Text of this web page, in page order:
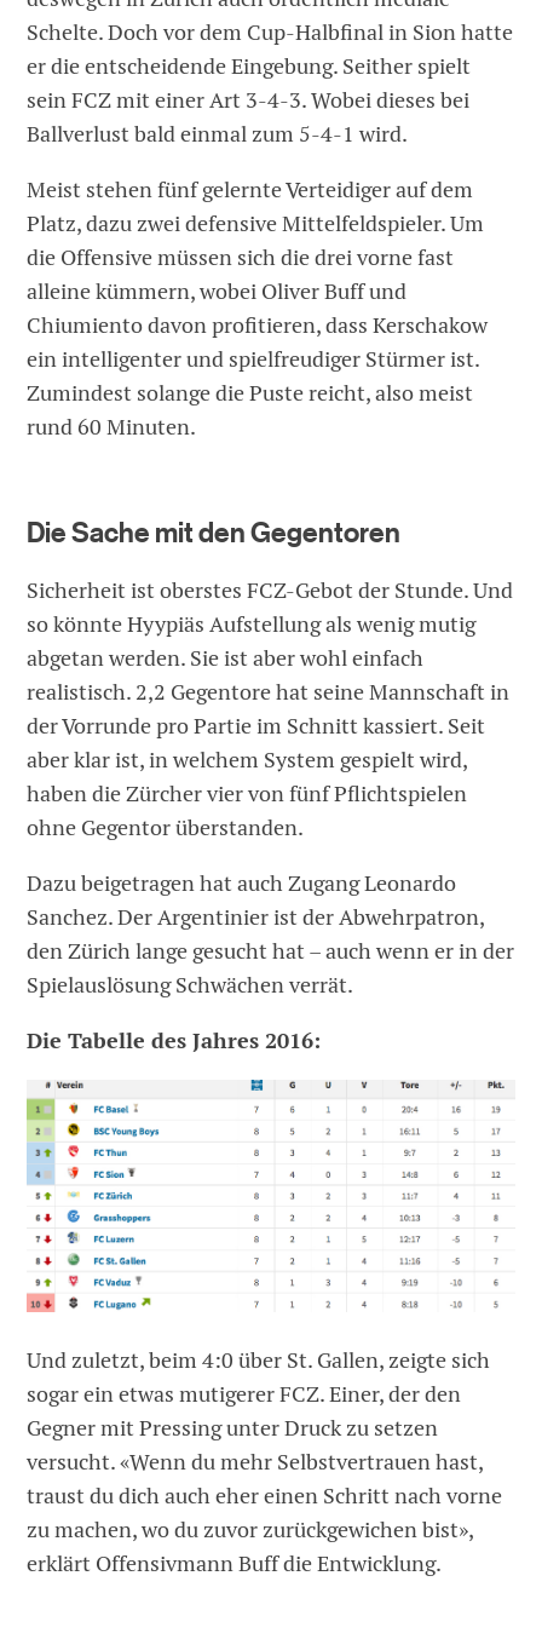
Schelte. Doch vor dem Cup-Halbfinal in Sion hatte
er die entscheidende Eingebung. Seither spielt
sein FCZ mit einer Art 3-4-3. Wobei dieses bei
Ballverlust bald einmal zum 5-4-1 wird.
Meist stehen fünf gelernte Verteidiger auf dem
Platz, dazu zwei defensive Mittelfeldspieler. Um
die Offensive müssen sich die drei vorne fast
alleine kümmern, wobei Oliver Buff und
Chiumiento davon profitieren, dass Kerschakow
ein intelligenter und spielfreudiger Stürmer ist.
Zumindest solange die Puste reicht, also meist
rund 60 Minuten.
Die Sache mit den Gegentoren
Sicherheit ist oberstes FCZ-Gebot der Stunde. Und
so könnte Hyypiäs Aufstellung als wenig mutig
abgetan werden. Sie ist aber wohl einfach
realistisch. 2,2 Gegentore hat seine Mannschaft in
der Vorrunde pro Partie im Schnitt kassiert. Seit
aber klar ist, in welchem System gespielt wird,
haben die Zürcher vier von fünf Pflichtspielen
ohne Gegentor überstanden.
Dazu beigetragen hat auch Zugang Leonardo
Sanchez. Der Argentinier ist der Abwehrpatron,
den Zürich lange gesucht hat – auch wenn er in der
Spielauslösung Schwächen verrät.
Die Tabelle des Jahres 2016:
Und zuletzt, beim 4:0 über St. Gallen, zeigte sich
sogar ein etwas mutigerer FCZ. Einer, der den
Gegner mit Pressing unter Druck zu setzen
versucht. «Wenn du mehr Selbstvertrauen hast,
traust du dich auch eher einen Schritt nach vorne
zu machen, wo du zuvor zurückgewichen bist»,
erklärt Offensivmann Buff die Entwicklung.